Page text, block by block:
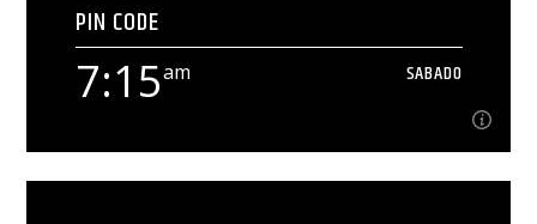
[...]
Ver Más
PIN CODE
7:15am SABADO
7:15am SABADO